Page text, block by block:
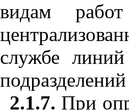
видам работ
службе
2.1.7. При